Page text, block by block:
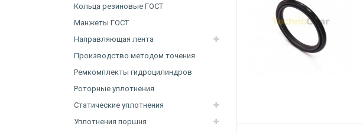
Кольца резиновые ГОСТ
Манжеты ГОСТ
Направляющая лента
Производство методом точения
Ремкомплекты гидроцилиндров
Роторные уплотнения
Статические уплотнения
Уплотнения поршня